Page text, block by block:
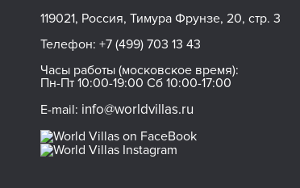
119021, Россия, Тимура Фрунзе, 20, стр. 3
Телефон: +7 (499) 703 13 43
Часы работы (московское время):
Пн-Пт 10:00-19:00 Сб 10:00-17:00
E-mail: info@worldvillas.ru